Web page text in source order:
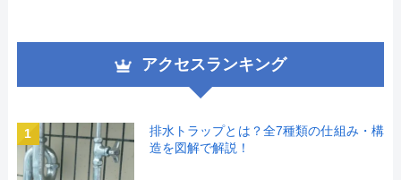
アクセスランキング
1
排水トラップとは？全7種類の仕組み・構
造を図解で解説！